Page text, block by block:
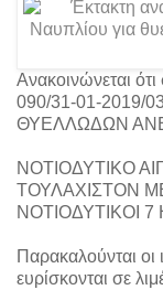
Ανακοινώνεται
090/31-01-2019/
ΘΥΕΛΛΩΔΩΝ
ΝΟΤΙΟΔΥΤΙΚΟ
ΤΟΥΛΑΧΙΣΤΟΝ
ΝΟΤΙΟΔΥΤΙΚΟΙ 7
Παρακαλούνται
ευρίσκονται σε